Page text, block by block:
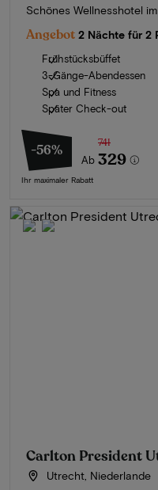
Schönes Wellnesshotel
Angebot 2 Nächte für 2
Frühstücksbüffet
3-Gänge-Abendessen
Spa und Fitness
Später Check-out
-56%
Ab
741
329
Ihr maximaler Rabatt
Carlton President
Utrecht, Niederlande